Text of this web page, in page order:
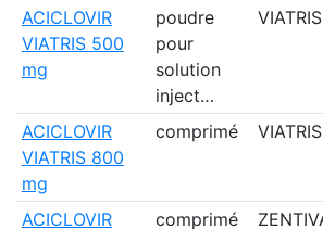
ACICLOVIR
VIATRIS 500
mg
poudre
pour
solution
inject…
ACICLOVIR
VIATRIS 800
mg
comprimé
ACICLOVIR
comprimé